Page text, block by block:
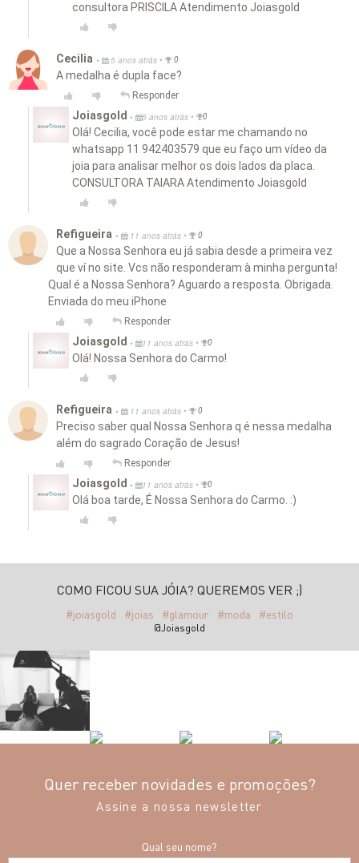
consultora PRISCILA Atendimento Joiasgold
Cecilia • 5 anos atrás • 0
A medalha é dupla face?
Responder
Joiasgold • 5 anos atrás • 0
Olá! Cecilia, você pode estar me chamando no
whatsapp 11 942403579 que eu faço um vídeo da
joia para analisar melhor os dois lados da placa.
CONSULTORA TAIARA Atendimento Joiasgold
Refigueira • 11 anos atrás • 0
Que a Nossa Senhora eu já sabia desde a primeira vez
que ví no site. Vcs não responderam à minha pergunta!
Qual é a Nossa Senhora? Aguardo a resposta. Obrigada.
Enviada do meu iPhone
Responder
Joiasgold • 11 anos atrás • 0
Olá! Nossa Senhora do Carmo!
Refigueira • 11 anos atrás • 0
Preciso saber qual Nossa Senhora q é nessa medalha
além do sagrado Coração de Jesus!
Responder
Joiasgold • 11 anos atrás • 0
Olá boa tarde, É Nossa Senhora do Carmo. :)
COMO FICOU SUA JÓIA? QUEREMOS VER ;)
#joiasgold #joias #glamour #moda #estilo
@Joiasgold
Quer receber novidades e promoções?
Assine a nossa newsletter
Qual seu nome?